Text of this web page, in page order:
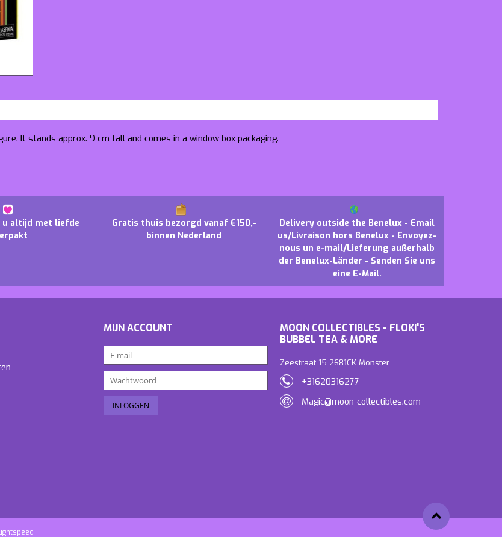
It stands approx. 9 cm tall and comes in a window box packaging.
u altijd met liefde
Gratis thuis bezorgd vanaf €150,-
binnen Nederland
Delivery outside the Benelux - Email
us/Livraison hors Benelux - Envoyez-
nous un e-mail/Lieferung außerhalb
der Benelux-Länder - Senden Sie uns
eine E-Mail.
MIJN ACCOUNT
MOON COLLECTIBLES - FLOKI'S
BUBBEL TEA & MORE
Zeestraat 15 2681CK Monster
+31620316277
Magic@moon-collectibles.com